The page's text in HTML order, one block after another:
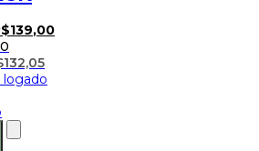
139,00
132,05